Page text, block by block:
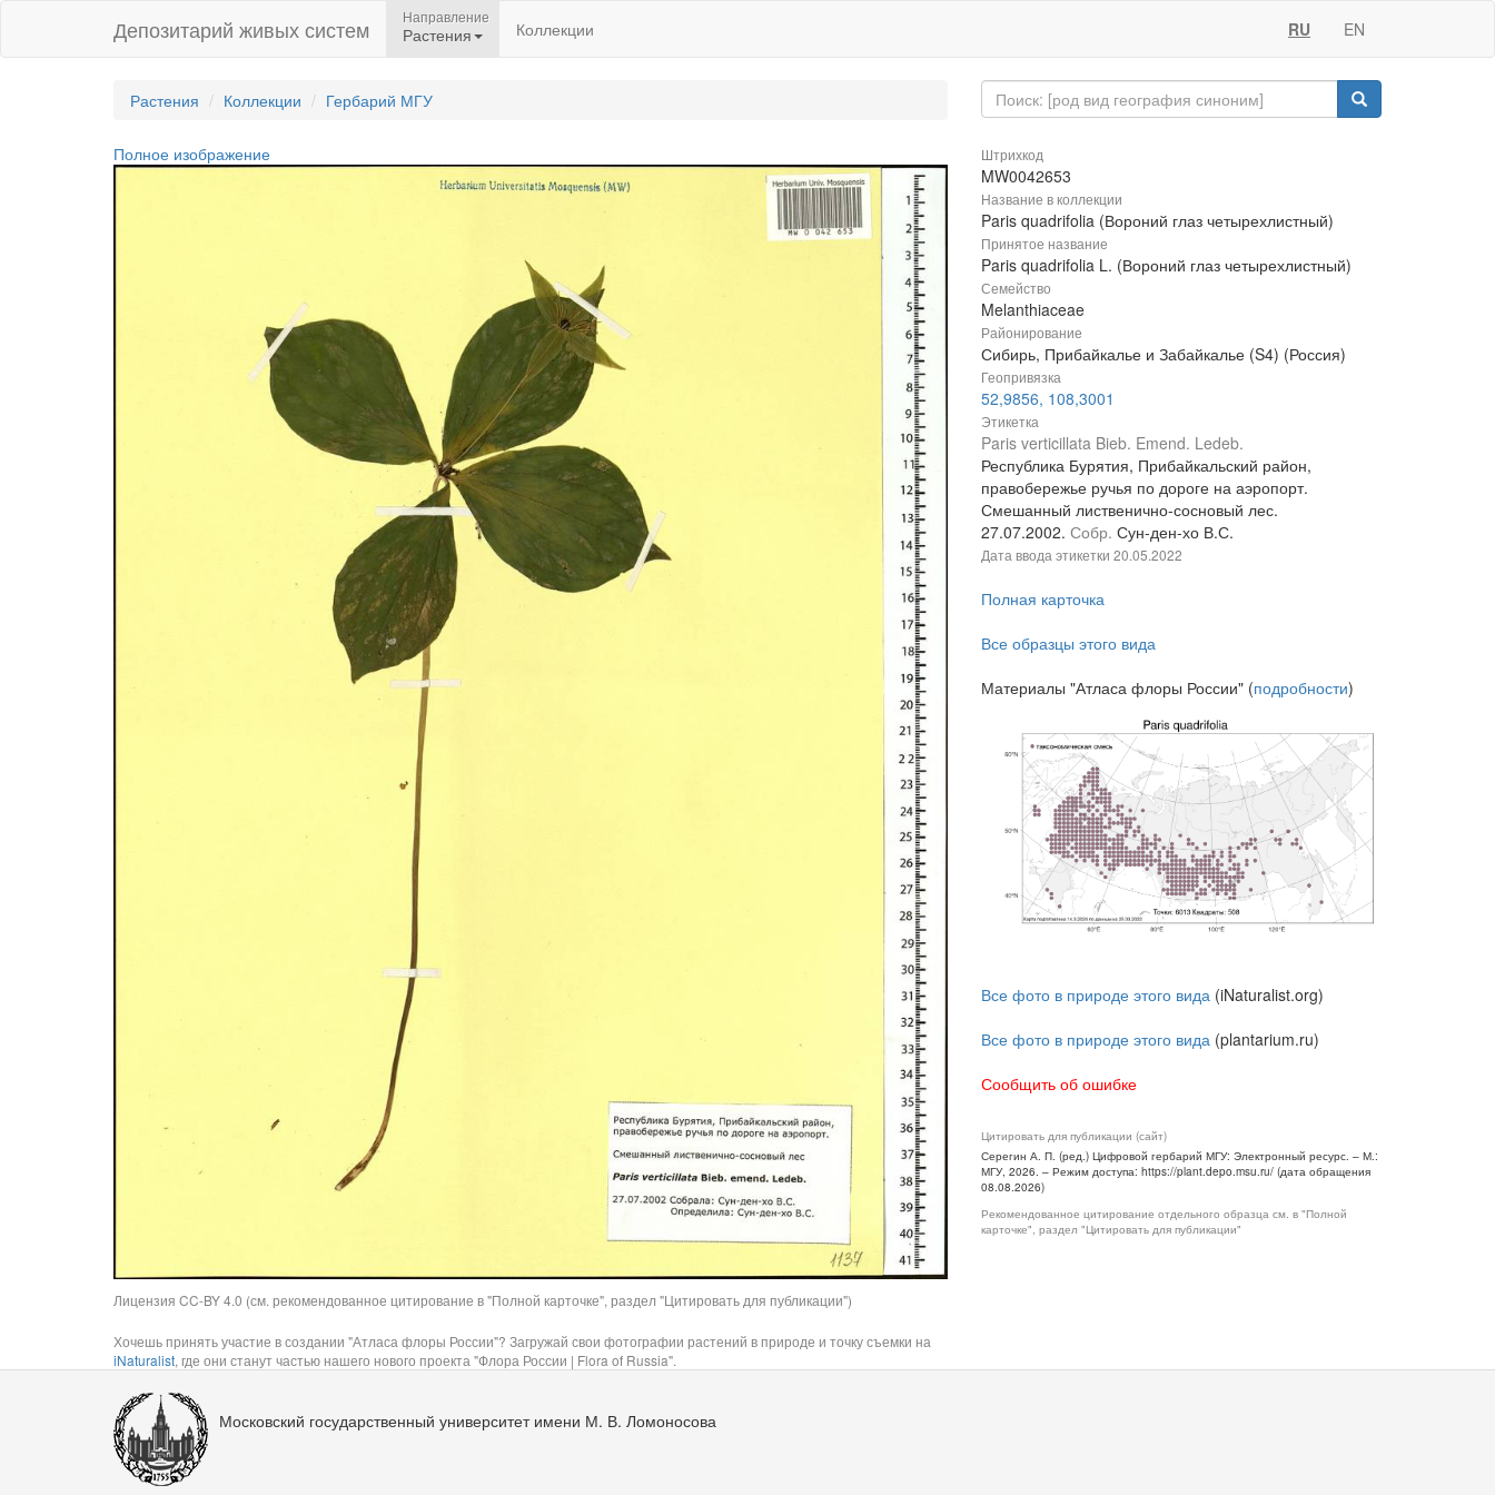
Депозитарий живых систем Направление
Растения Коллекции RU EN
Растения Коллекции Гербарий МГУ
Полное изображение
Лицензия CC-BY 4.0 (см. рекомендованное цитирование в "Полной карточке", раздел "Цитировать для публикации")
Хочешь принять участие в создании "Атласа флоры России"? Загружай свои фотографии растений в природе и точку съемки на
iNaturalist, где они станут частью нашего нового проекта "Флора России | Flora of Russia".
Штрихкод
MW0042653
Название в коллекции
Paris quadrifolia (Вороний глаз четырехлистный)
Принятое название
Paris quadrifolia L. (Вороний глаз четырехлистный)
Семейство
Melanthiaceae
Районирование
Сибирь, Прибайкалье и Забайкалье (S4) (Россия)
Геопривязка
52,9856, 108,3001
Этикетка
Paris verticillata Bieb. Emend. Ledeb.
Республика Бурятия, Прибайкальский район,
правобережье ручья по дороге на аэропорт.
Смешанный лиственично-сосновый лес.
27.07.2002. Собр. Сун-ден-хо В.С.
Дата ввода этикетки 20.05.2022
Полная карточка
Все образцы этого вида
Материалы "Атласа флоры России" (подробности)
Все фото в природе этого вида (iNaturalist.org)
Все фото в природе этого вида (plantarium.ru)
Сообщить об ошибке
Цитировать для публикации (сайт)
Серегин А. П. (ред.) Цифровой гербарий МГУ: Электронный ресурс. – М.:
МГУ, 2026. – Режим доступа: https://plant.depo.msu.ru/ (дата обращения
08.08.2026)
Рекомендованное цитирование отдельного образца см. в "Полной
карточке", раздел "Цитировать для публикации"
Московский государственный университет имени М. В. Ломоносова